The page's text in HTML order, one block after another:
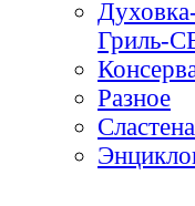
Гриль-
Разное